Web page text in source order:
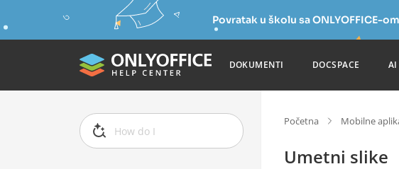
Povratak u školu sa ONLYOFFICE-
DOKUMENTI DOCSPACE AI
Početna Mobilne
Umetni slike